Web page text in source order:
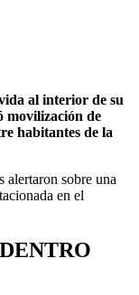
al interior de su
movilización de
habitantes de la
alertaron sobre una
en el